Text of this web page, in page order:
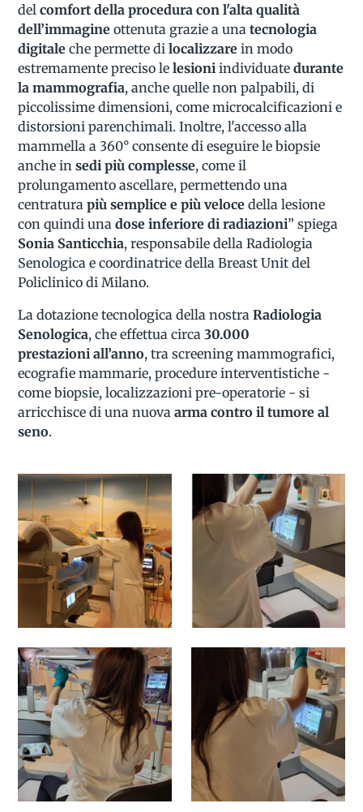
del comfort della procedura con l'alta qualità
dell’immagine ottenuta grazie a una tecnologia
digitale che permette di localizzarein modo
estremamente preciso lelesioni individuate durante
la mammografia, anche quelle non palpabili, di
piccolissime dimensioni, come microcalcificazioni e
distorsioni parenchimali. Inoltre, l'accesso alla
mammella a 360° consente di eseguire le biopsie
anche insedi più complesse, come il
prolungamento ascellare, permettendo una
centraturapiù semplice e più velocedella lesione
con quindi unadose inferiore di radiazioni” spiega
Sonia Santicchia, responsabile della Radiologia
Senologica e coordinatrice della Breast Unit del
Policlinico di Milano.
La dotazione tecnologica della nostraRadiologia
Senologica, che effettua circa 30.000
prestazioni all’anno, tra screening mammografici,
ecografie mammarie, procedure interventistiche -
come biopsie, localizzazioni pre-operatorie - si
arricchisce di una nuova arma contro il tumore al
seno.